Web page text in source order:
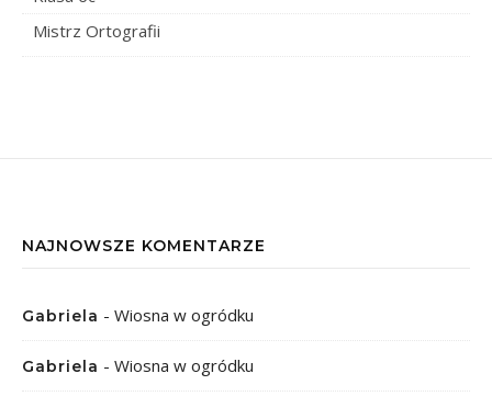
Mistrz Ortografii
NAJNOWSZE KOMENTARZE
Gabriela - Wiosna w ogródku
Gabriela - Wiosna w ogródku